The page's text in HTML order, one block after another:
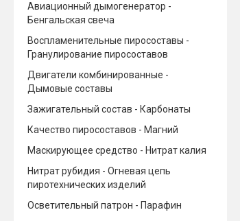
Распродажа бенгальских огней
Новинки 2025/26
Фейерверки на свадьбу
Фейерверк-шоу
Батареи салютов
Цветной дым
Батареи салютов
Авиационный дымогенератор -
Бенгальская свеча
Воспламенительные пиросоставы -
Гранулирование пиросоставов
Двигатели комбинированные -
Дымовые составы
Зажигательный состав - Карбонаты
Качество пиросоставов - Магний
Маскирующее средство - Нитрат калия
Нитрат рубидия - Огневая цепь
пиротехнических изделий
Осветительный патрон - Парафин